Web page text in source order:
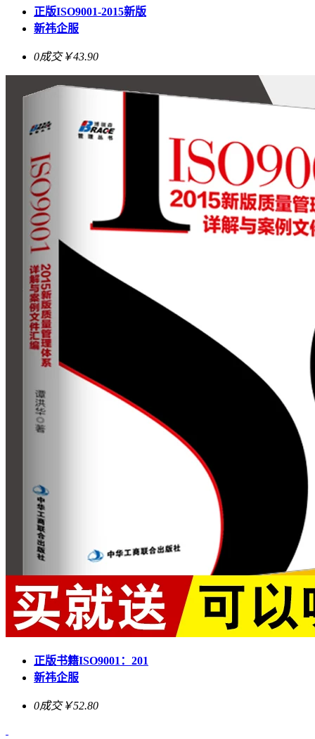
正版ISO9001-2015新版
新祎企服
0成交￥43.90
正版书籍ISO9001：201
新祎企服
0成交￥52.80